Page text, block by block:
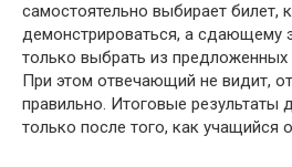
самостоятельно выбирает билет,
демонстрироваться, а сдающему
только выбрать из предложенных
При этом отвечающий не видит,
правильно. Итоговые результаты
только после того, как учащийся